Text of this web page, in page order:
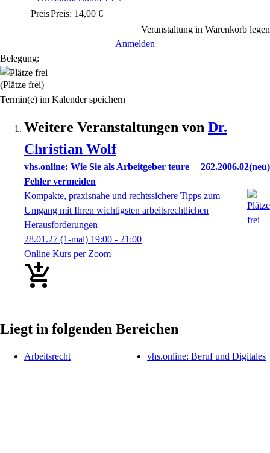
PreisPreis: 14,00 €
Veranstaltung in Warenkorb legen
Anmelden
Belegung:
(Plätze frei)
Termin(e) im Kalender speichern
Weitere Veranstaltungen von Dr.
Christian Wolf
vhs.online: Wie Sie als Arbeitgeber teure
Fehler vermeiden
262.2006.02 neu
Kompakte, praxisnahe und rechtssichere Tipps zum
Umgang mit Ihren wichtigsten arbeitsrechtlichen
Herausforderungen
28.01.27 (1-mal) 19:00 - 21:00
Online Kurs per Zoom
Liegt in folgenden Bereichen
Arbeitsrecht vhs.online: Beruf und Digitales